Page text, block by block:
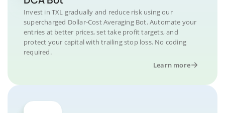
Invest in TXL gradually and reduce risk using our
supercharged Dollar-Cost Averaging Bot. Automate your
entries at better prices, set take profit targets, and
protect your capital with trailing stop loss. No coding
required.
Learn more